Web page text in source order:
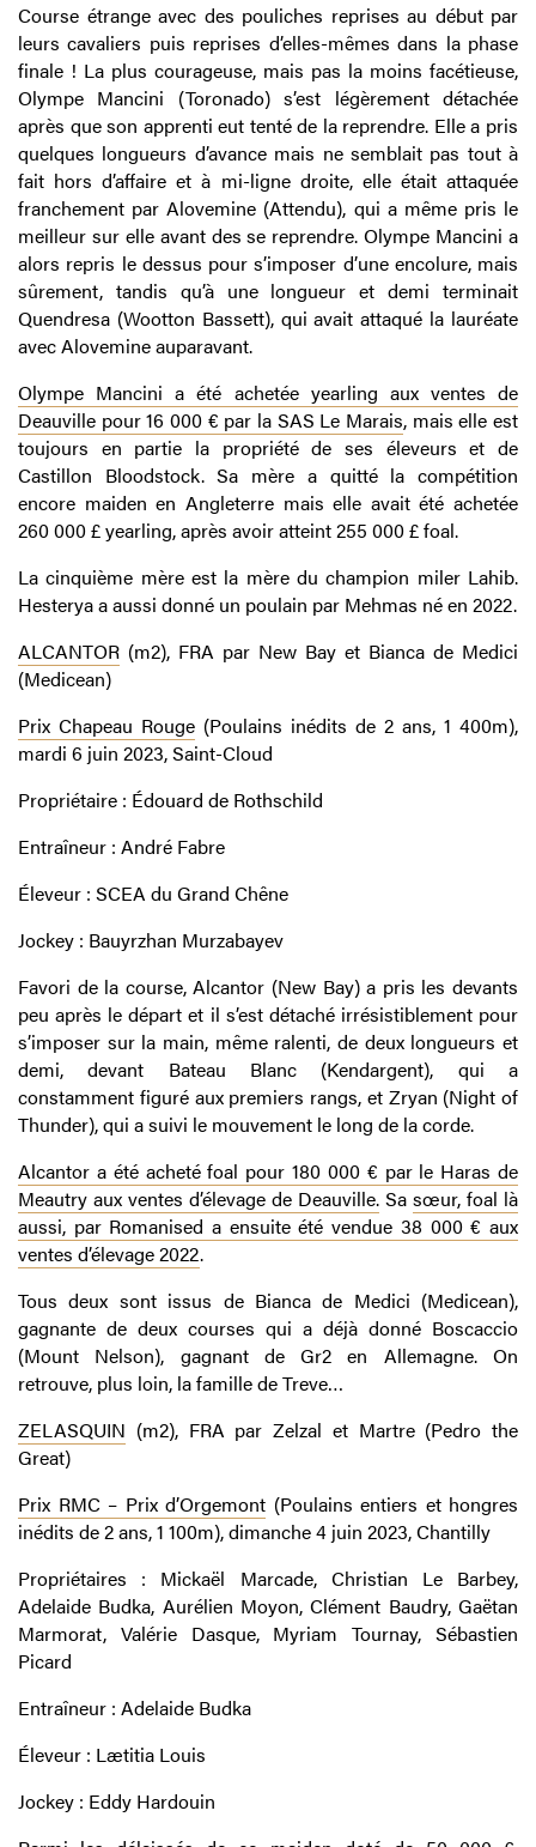
Course étrange avec des pouliches reprises au début par
leurs cavaliers puis reprises d’elles-mêmes dans la phase
finale ! La plus courageuse, mais pas la moins facétieuse,
Olympe Mancini (Toronado) s’est légèrement détachée
après que son apprenti eut tenté de la reprendre. Elle a pris
quelques longueurs d’avance mais ne semblait pas tout à
fait hors d’affaire et à mi-ligne droite, elle était attaquée
franchement par Alovemine (Attendu), qui a même pris le
meilleur sur elle avant des se reprendre. Olympe Mancini a
alors repris le dessus pour s’imposer d’une encolure, mais
sûrement, tandis qu’à une longueur et demi terminait
Quendresa (Wootton Bassett), qui avait attaqué la lauréate
avec Alovemine auparavant.
Olympe Mancini a été achetée yearling aux ventes de
Deauville pour 16 000 € par la SAS Le Marais, mais elle est
toujours en partie la propriété de ses éleveurs et de
Castillon Bloodstock. Sa mère a quitté la compétition
encore maiden en Angleterre mais elle avait été achetée
260 000 £ yearling, après avoir atteint 255 000 £ foal.
La cinquième mère est la mère du champion miler Lahib.
Hesterya a aussi donné un poulain par Mehmas né en 2022.
ALCANTOR (m2), FRA par New Bay et Bianca de Medici
(Medicean)
Prix Chapeau Rouge (Poulains inédits de 2 ans, 1 400m),
mardi 6 juin 2023, Saint-Cloud
Propriétaire : Édouard de Rothschild
Entraîneur : André Fabre
Éleveur : SCEA du Grand Chêne
Jockey : Bauyrzhan Murzabayev
Favori de la course, Alcantor (New Bay) a pris les devants
peu après le départ et il s’est détaché irrésistiblement pour
s’imposer sur la main, même ralenti, de deux longueurs et
demi, devant Bateau Blanc (Kendargent), qui a
constamment figuré aux premiers rangs, et Zryan (Night of
Thunder), qui a suivi le mouvement le long de la corde.
Alcantor a été acheté foal pour 180 000 € par le Haras de
Meautry aux ventes d’élevage de Deauville. Sa sœur, foal là
aussi, par Romanised a ensuite été vendue 38 000 € aux
ventes d’élevage 2022.
Tous deux sont issus de Bianca de Medici (Medicean),
gagnante de deux courses qui a déjà donné Boscaccio
(Mount Nelson), gagnant de Gr2 en Allemagne. On
retrouve, plus loin, la famille de Treve…
ZELASQUIN (m2), FRA par Zelzal et Martre (Pedro the
Great)
Prix RMC – Prix d’Orgemont (Poulains entiers et hongres
inédits de 2 ans, 1 100m), dimanche 4 juin 2023, Chantilly
Propriétaires : Mickaël Marcade, Christian Le Barbey,
Adelaide Budka, Aurélien Moyon, Clément Baudry, Gaëtan
Marmorat, Valérie Dasque, Myriam Tournay, Sébastien
Picard
Entraîneur : Adelaide Budka
Éleveur : Lætitia Louis
Jockey : Eddy Hardouin